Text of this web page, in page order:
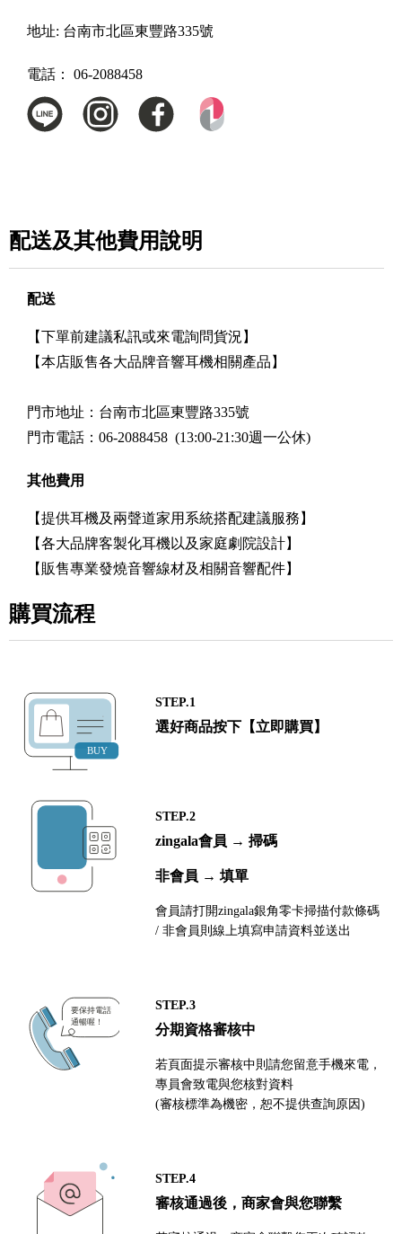
地址: 台南市北區東豐路335號
電話： 06-2088458
配送及其他費用說明
配送
【下單前建議私訊或來電詢問貨況】
【本店販售各大品牌音響耳機相關產品】
門市地址：台南市北區東豐路335號
門市電話：06-2088458 (13:00-21:30週一公休)
其他費用
【提供耳機及兩聲道家用系統搭配建議服務】
【各大品牌客製化耳機以及家庭劇院設計】
【販售專業發燒音響線材及相關音響配件】
購買流程
STEP.1
選好商品按下【立即購買】
STEP.2
zingala會員 → 掃碼
非會員 → 填單
會員請打開zingala銀角零卡掃描付款條碼
/ 非會員則線上填寫申請資料並送出
STEP.3
分期資格審核中
若頁面提示審核中則請您留意手機來電，
專員會致電與您核對資料
(審核標準為機密，恕不提供查詢原因)
STEP.4
審核通過後，商家會與您聯繫